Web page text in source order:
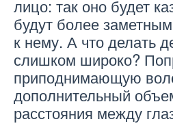
лицо: так оно будет
будут более
к нему. А что делать
слишком широко?
приподнимающую
дополнительный
расстояния между